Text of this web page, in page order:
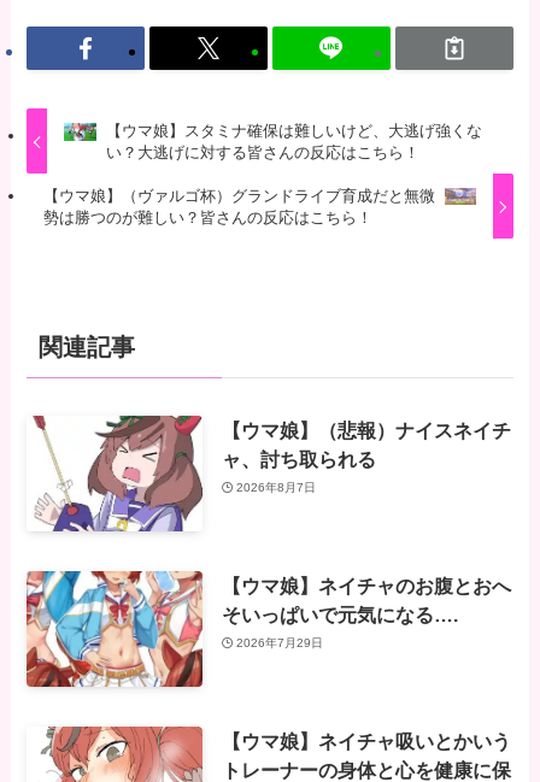
【ウマ娘】スタミナ確保は難しいけど、大逃げ強くな
い？大逃げに対する皆さんの反応はこちら！
【ウマ娘】（ヴァルゴ杯）グランドライブ育成だと無微
勢は勝つのが難しい？皆さんの反応はこちら！
関連記事
【ウマ娘】（悲報）ナイスネイチ
ャ、討ち取られる
2026年8月7日
【ウマ娘】ネイチャのお腹とおへ
そいっぱいで元気になる….
2026年7月29日
【ウマ娘】ネイチャ吸いとかいう
トレーナーの身体と心を健康に保